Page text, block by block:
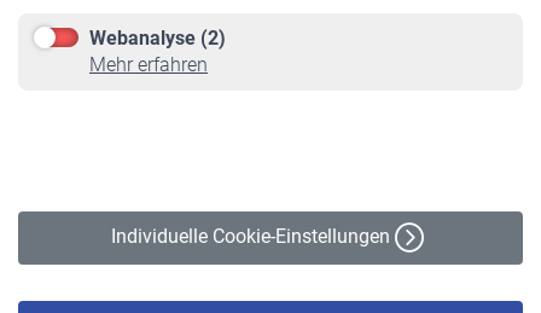
Webanalyse (2)
Mehr erfahren
Individuelle Cookie-Einstellungen
Online-Rechner
VBLnewsletter
Erklärung zur Barrierefreiheit